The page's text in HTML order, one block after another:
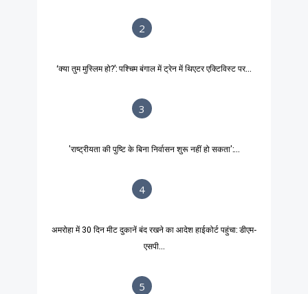
2
‘क्या तुम मुस्लिम हो?’: पश्चिम बंगाल में ट्रेन में थिएटर एक्टिविस्ट पर...
3
'राष्ट्रीयता की पुष्टि के बिना निर्वासन शुरू नहीं हो सकता':...
4
अमरोहा में 30 दिन मीट दुकानें बंद रखने का आदेश हाईकोर्ट पहुंचा: डीएम-
एसपी...
5